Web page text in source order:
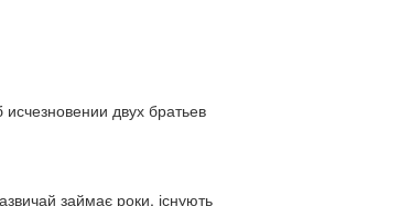
двух братьев
займає роки, існують